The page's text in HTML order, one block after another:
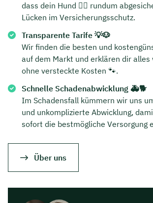
dass dein Hund 🐕‍🦺 rundum
Lücken im Versicherungsschutz.
Transparente Tarife 💡🐶
Wir finden die besten und
auf dem Markt und erklären dir alles
ohne versteckte Kosten 🐾.
Schnelle Schadenabwicklung 🚑🐕
Im Schadensfall kümmern wir uns
und unkomplizierte Abwicklung,
sofort die bestmögliche Versorgung
Über uns